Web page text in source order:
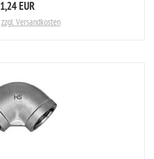
1,24 EUR
zzgl. Versandkosten